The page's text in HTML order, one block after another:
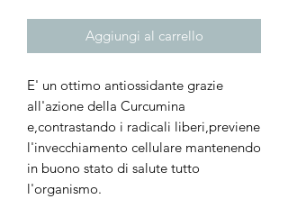
Aggiungi al carrello
E' un ottimo antiossidante grazie
all'azione della Curcumina
e,contrastando i radicali liberi,previene
l'invecchiamento cellulare mantenendo
in buono stato di salute tutto
l'organismo.